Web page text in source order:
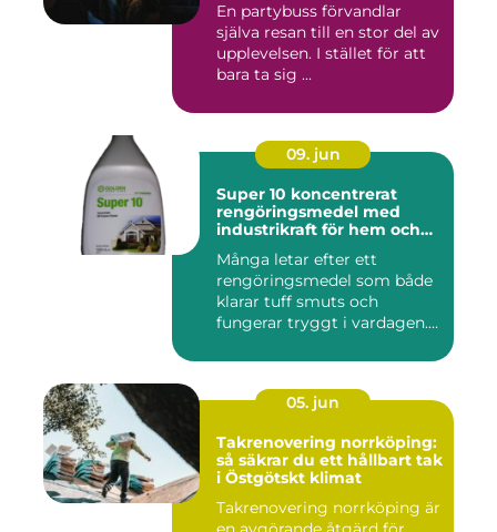
En partybuss förvandlar
själva resan till en stor del av
upplevelsen. I stället för att
bara ta sig ...
09. jun
Super 10 koncentrerat
rengöringsmedel med
industrikraft för hem och
Många letar efter ett
rengöringsmedel som både
klarar tuff smuts och
fungerar tryggt i vardagen.
05. jun
Takrenovering norrköping:
så säkrar du ett hållbart tak
i Östgötskt klimat
Takrenovering norrköping är